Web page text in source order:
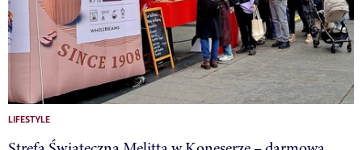
LIFESTYLE